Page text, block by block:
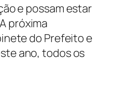
e possam estar
próxima
do Prefeito e
ano, todos os